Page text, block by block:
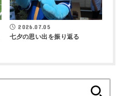
2026.07.05
七夕の思い出を振り返る